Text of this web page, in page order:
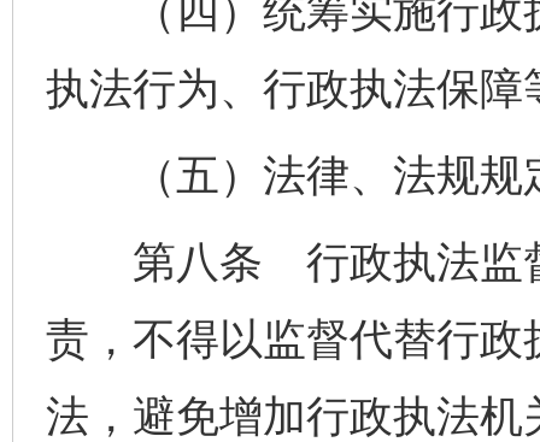
（四）统筹实施行政
执法行为、行政执法保
（五）法律、法规规
第八条 行政执法监督
责，不得以监督代替行
法，避免增加行政执法机